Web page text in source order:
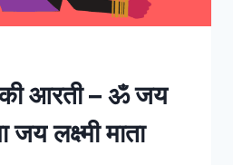
की आरती – ॐ जय
जय लक्ष्मी माता